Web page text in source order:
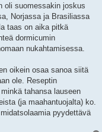
oli suomessakin joskus
Norjassa ja Brasiliassa
taas on aika pitkä
dormicumin
nukahtamisessa.
oikein osaa sanoa siitä
ole. Reseptin
tahansa lauseen
(ja maahantuojalta) ko.
pyydettävä